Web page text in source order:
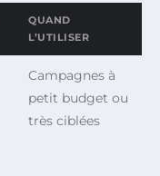
QUAND
L’UTILISER
Campagnes à
petit budget ou
très ciblées